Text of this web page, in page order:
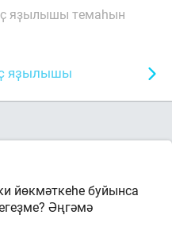
яҙылышы темаһын
яҙылышы
йөкмәткеһе буйынса
Әңгәмә